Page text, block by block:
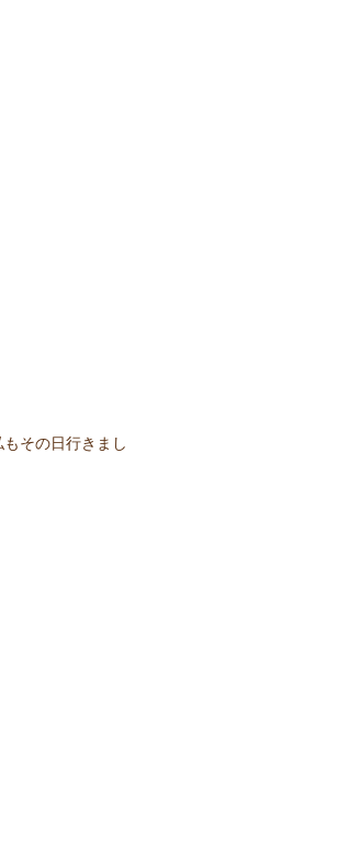
その日行きまし